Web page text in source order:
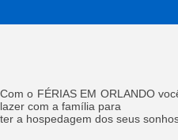
Com o FÉRIAS EM ORLANDO
lazer com a família para
ter a hospedagem dos seus